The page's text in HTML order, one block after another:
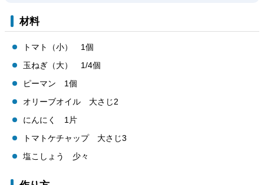
材料
トマト（小） 1個
玉ねぎ（大） 1/4個
ピーマン 1個
オリーブオイル 大さじ2
にんにく 1片
トマトケチャップ 大さじ3
塩こしょう 少々